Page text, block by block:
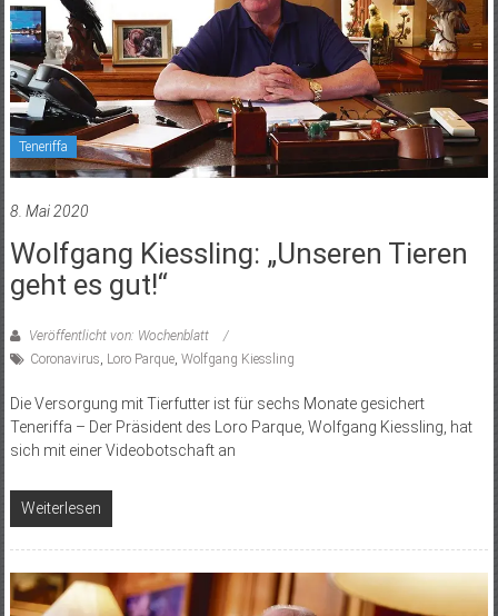
Teneriffa
8. Mai 2020
Wolfgang Kiessling: „Unseren Tieren
geht es gut!“
Veröffentlicht von: Wochenblatt
Coronavirus, Loro Parque, Wolfgang Kiessling
Die Versorgung mit Tierfutter ist für sechs Monate gesichert
Teneriffa – Der Präsident des Loro Parque, Wolfgang Kiessling, hat
sich mit einer Videobotschaft an
Weiterlesen